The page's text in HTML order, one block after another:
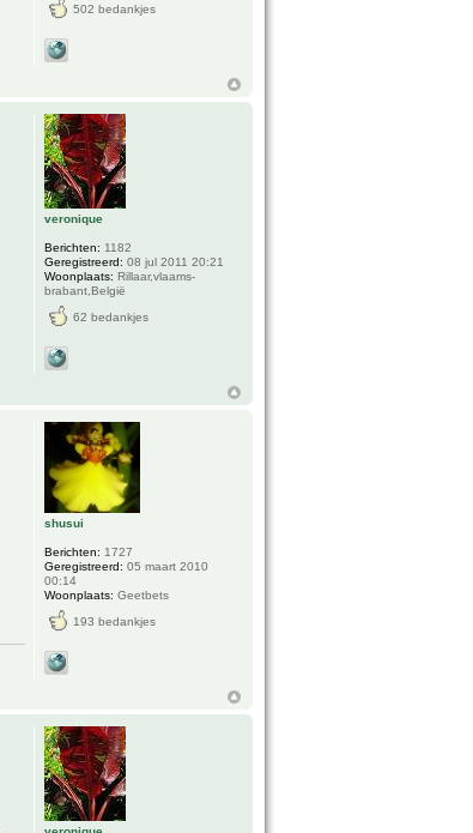
502 bedankjes
veronique
Berichten: 1182
Geregistreerd: 08 jul 2011 20:21
Woonplaats: Rillaar,vlaams-
brabant,België
62 bedankjes
shusui
Berichten: 1727
Geregistreerd: 05 maart 2010
00:14
Woonplaats: Geetbets
193 bedankjes